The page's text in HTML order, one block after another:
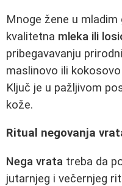
Mnoge žene u
kvalitetna mleka ili
pribegavavanju
maslinovo ili
Ključ je u pažljivom
kože.
Ritual negovanja
Nega vrata treba da
jutarnjeg i večernjeg